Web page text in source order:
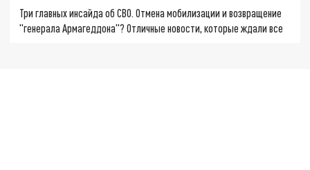
Три главных инсайда об СВО. Отмена мобилизации и возвращение
"генерала Армагеддона"? Отличные новости, которые ждали все